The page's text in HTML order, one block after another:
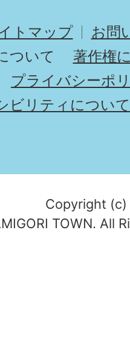
トマップ
お問
ついて
著作権
プライバシーポ
ビリティについて
Copyright (c)
TOWN. All